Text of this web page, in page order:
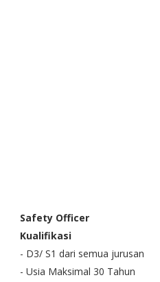
Safety Officer
Kualifikasi
- D3/ S1 dari semua jurusan
- Usia Maksimal 30 Tahun